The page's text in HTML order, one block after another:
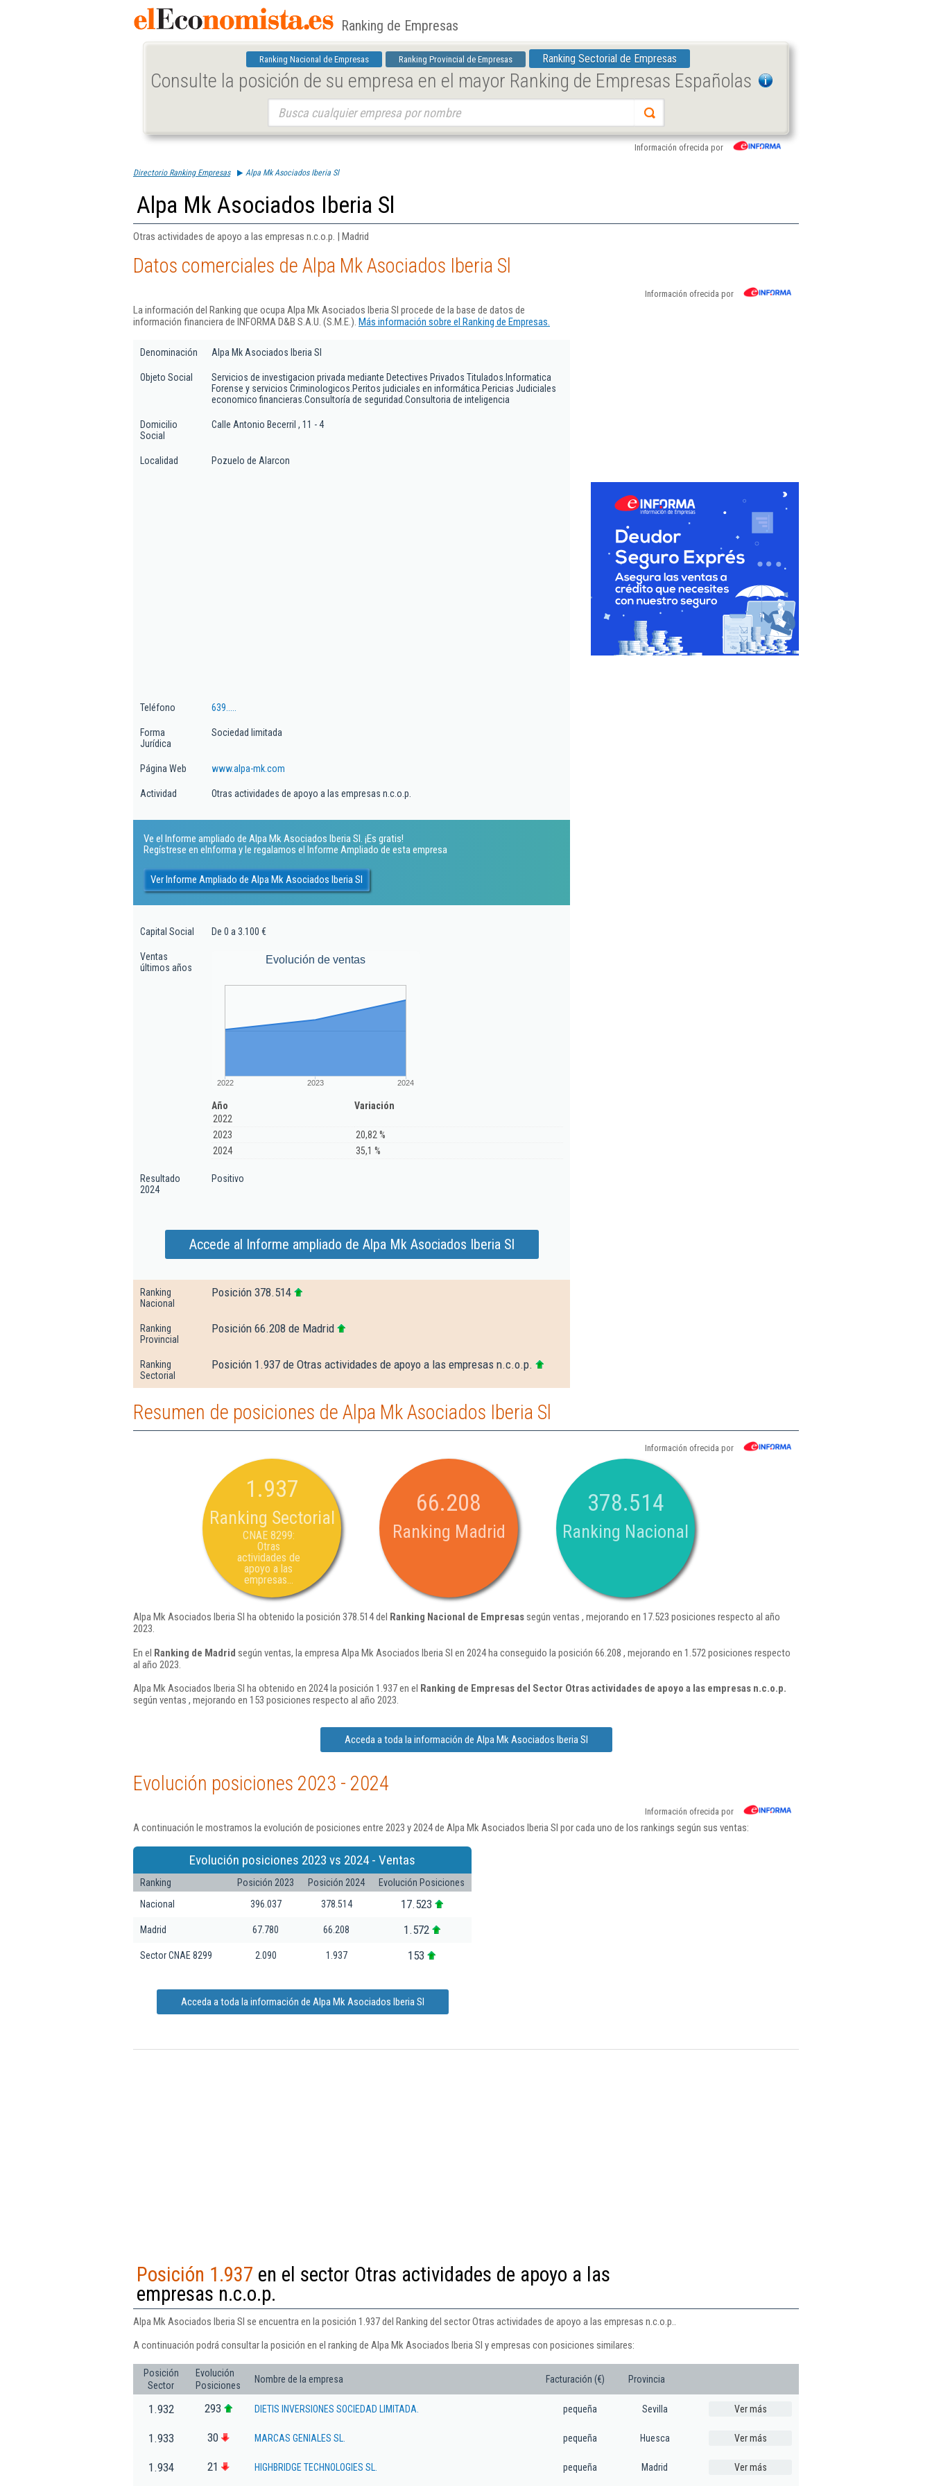
Ranking de Empresas
Ranking Nacional de Empresas Ranking Provincial de Empresas Ranking Sectorial de Empresas
Consulte la posición de su empresa en el mayor Ranking de Empresas Españolas
Información ofrecida por
Directorio Ranking Empresas Alpa Mk Asociados Iberia Sl
Alpa Mk Asociados Iberia Sl
Otras actividades de apoyo a las empresas n.c.o.p. | Madrid
Datos comerciales de Alpa Mk Asociados Iberia Sl
Información ofrecida por
La información del Ranking que ocupa Alpa Mk Asociados Iberia Sl procede de la base de datos de
información financiera de INFORMA D&B S.A.U. (S.M.E.). Más información sobre el Ranking de Empresas.
Denominación Alpa Mk Asociados Iberia Sl
Objeto Social
Servicios de investigacion privada mediante Detectives Privados Titulados.Informatica
Forense y servicios Criminologicos.Peritos judiciales en informática.Pericias Judiciales
economico financieras.Consultoría de seguridad.Consultoria de inteligencia
Domicilio
Social
Calle Antonio Becerril , 11 - 4
Localidad Pozuelo de Alarcon
Teléfono 639.....
Forma
Jurídica
Sociedad limitada
Página Web www.alpa-mk.com
Actividad Otras actividades de apoyo a las empresas n.c.o.p.
Ve el Informe ampliado de Alpa Mk Asociados Iberia Sl. ¡Es gratis!
Regístrese en eInforma y le regalamos el Informe Ampliado de esta empresa
Ver Informe Ampliado de Alpa Mk Asociados Iberia Sl
Capital Social De 0 a 3.100 €
Ventas
últimos años
Evolución de ventas
2022 2023 2024
Año
Variación
2022
2023
20,82 %
2024
35,1 %
Resultado
2024
Positivo
Accede al Informe ampliado de Alpa Mk Asociados Iberia Sl
Ranking
Nacional
Posición 378.514
Ranking
Provincial
Posición 66.208 de Madrid
Ranking
Sectorial
Posición 1.937 de Otras actividades de apoyo a las empresas n.c.o.p.
Resumen de posiciones de Alpa Mk Asociados Iberia Sl
Información ofrecida por
1.937
Ranking Sectorial
CNAE 8299:
Otras
actividades de
apoyo a las
empresas...
66.208
Ranking Madrid
378.514
Ranking Nacional
Alpa Mk Asociados Iberia Sl ha obtenido la posición 378.514 del Ranking Nacional de Empresassegún ventas , mejorando en 17.523 posiciones respecto al año
2023.
En el Ranking de Madrid según ventas, la empresa Alpa Mk Asociados Iberia Sl en 2024 ha conseguido la posición 66.208 , mejorando en 1.572 posiciones respecto
al año 2023.
Alpa Mk Asociados Iberia Sl ha obtenido en 2024 la posición 1.937 en el Ranking de Empresas del Sector Otras actividades de apoyo a las empresas n.c.o.p.
según ventas , mejorando en 153 posiciones respecto al año 2023.
Acceda a toda la información de Alpa Mk Asociados Iberia Sl
Evolución posiciones 2023 - 2024
Información ofrecida por
A continuación le mostramos la evolución de posiciones entre 2023 y 2024 de Alpa Mk Asociados Iberia Sl por cada uno de los rankings según sus ventas:
Evolución posiciones 2023 vs 2024 - Ventas
Ranking Posición 2023 Posición 2024
Evolución Posiciones
Nacional
396.037 378.514 17.523
Madrid 67.780 66.208 1.572
Sector CNAE 8299 2.090 1.937 153
Acceda a toda la información de Alpa Mk Asociados Iberia Sl
Posición 1.937 en el sector Otras actividades de apoyo a las
empresas n.c.o.p.
Alpa Mk Asociados Iberia Sl se encuentra en la posición 1.937 del Ranking del sector Otras actividades de apoyo a las empresas n.c.o.p..
A continuación podrá consultar la posición en el ranking de Alpa Mk Asociados Iberia Sl y empresas con posiciones similares:
Posición
Sector
Evolución
Posiciones
Nombre de la empresa Facturación (€) Provincia
1.932 293 DIETIS INVERSIONES SOCIEDAD LIMITADA. pequeña Sevilla Ver más
1.933 30 MARCAS GENIALES SL. pequeña Huesca Ver más
1.934 21 HIGHBRIDGE TECHNOLOGIES SL. pequeña Madrid Ver más